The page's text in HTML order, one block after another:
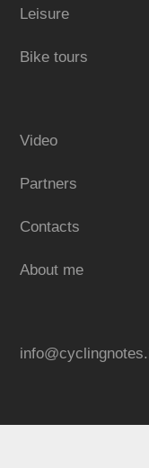
Leisure
Bike tours
Video
Partners
Contacts
About me